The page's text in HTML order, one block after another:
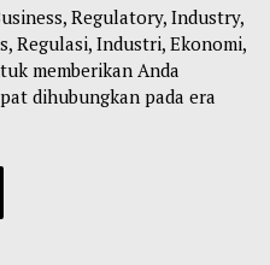
Regulatory, Industry,
Regulasi, Industri, Ekonomi,
memberikan Anda
dihubungkan pada era